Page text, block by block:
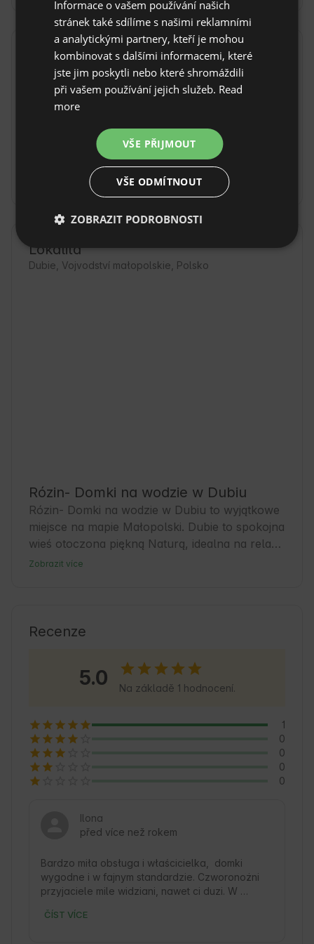
Jídla Zobrazit originál
Do vaší dispozice je naše Restaurace, otevřená
od středy do neděle. Menu na naší stránce
(65 PLN / jednorázový poplatek)
VÍCE INFORMACÍ O JÍDLECH
Lokalita
Dubie, Vojvodství małopolskie, Polsko
Rózin- Domki na wodzie w Dubiu
Rózin- Domki na wodzie w Dubiu to wyjątkowe
miejsce na mapie Małopolski. Dubie to spokojna
wieś otoczona piękną Naturą, idealna na relaks
i bliski kontakt z przyrodą. Goście znajdą tu
aktywnego wypoczynku. Warto poznać lokalną
Zobrazit více
Recenze
5.0 Na základě 1 hodnocení.
1
0
0
0
0
Ilona
před více než rokem
Bardzo miła obsługa i właścicielka,  domki
wygodne i w fajnym standardzie. Czworonożni
przyjaciele mile widziani, nawet ci duzi. W
można wejść razem z pieskiem (owczarkiem też
ČÍST VÍCE
GERMAN
ITALIAN
FRENCH
CZECH
Informace o vašem používání našich
stránek také sdílíme s našimi reklamními
a analytickými partnery, kteří je mohou
kombinovat s dalšími informacemi, které
jste jim poskytli nebo které shromáždili
při vašem používání jejich služeb. Read
more
VŠE PŘIJMOUT
VŠE ODMÍTNOUT
ZOBRAZIT PODROBNOSTI